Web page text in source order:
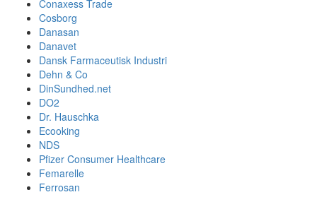
Conaxess Trade
Cosborg
Danasan
Danavet
Dansk Farmaceutisk Industri
Dehn & Co
DinSundhed.net
DO2
Dr. Hauschka
Ecooking
NDS
Pfizer Consumer Healthcare
Femarelle
Ferrosan